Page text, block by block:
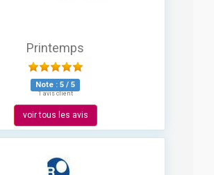
Printemps
Note : 5 / 5
1 avis client
voir tous les avis